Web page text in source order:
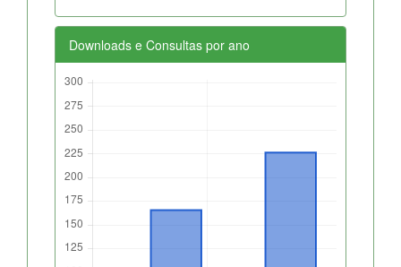
Downloads e Consultas por ano